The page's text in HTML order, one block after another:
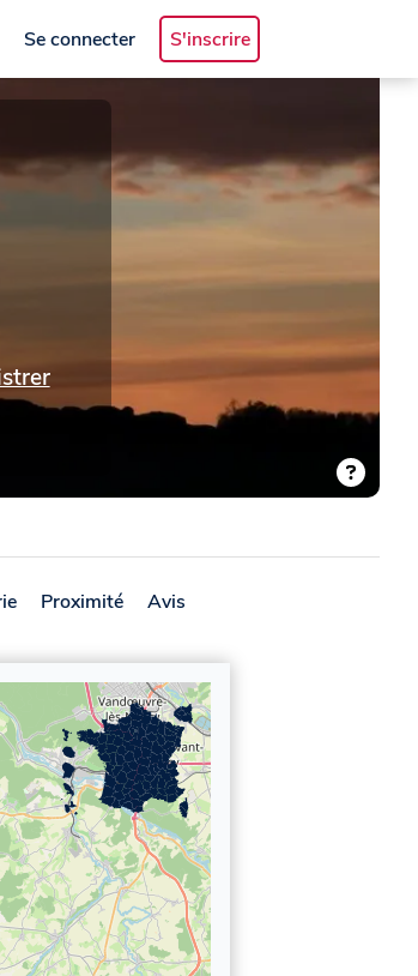
Se connecter S'inscrire
Proximité Avis